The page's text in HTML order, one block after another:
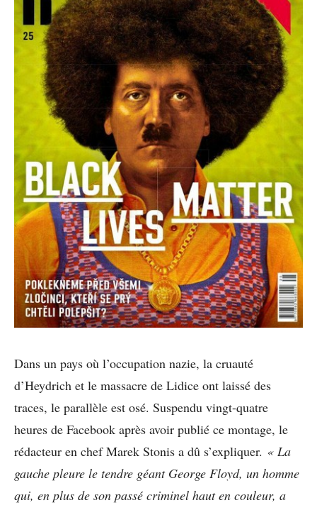
Dans un pays où l’occupation nazie, la cruauté
d’Heydrich et le massacre de Lidice ont laissé des
traces, le parallèle est osé. Suspendu vingt-quatre
heures de Facebook après avoir publié ce montage, le
rédacteur en chef Marek Stonis a dû s’expliquer. « La
gauche pleure le tendre géant George Floyd, un homme
qui, en plus de son passé criminel haut en couleur, a